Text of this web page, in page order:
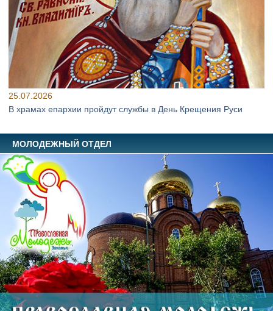
25.07.2026
В храмах епархии пройдут службы в День Крещения Руси
МОЛОДЕЖНЫЙ ОТДЕЛ